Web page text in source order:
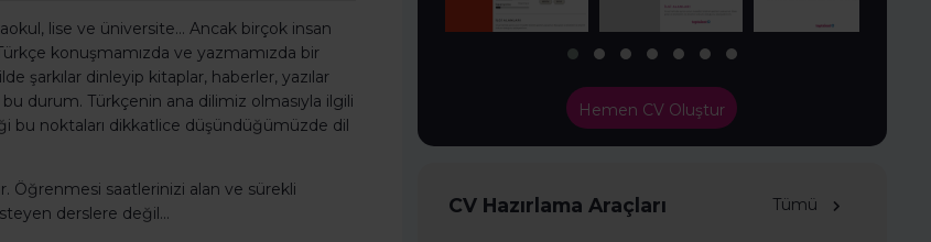
lise ve üniversite… Ancak birçok insan
konuşmamızda ve yazmamızda bir
şarkılar dinleyip kitaplar, haberler, yazılar
durum. Türkçenin ana dilimiz olmasıyla ilgili
bu noktaları dikkatlice düşündüğümüzde dil
Öğrenmesi saatlerinizi alan ve sürekli
isteyen derslere değil…
Hemen CV Oluştur
CV Hazırlama Araçları Tümü